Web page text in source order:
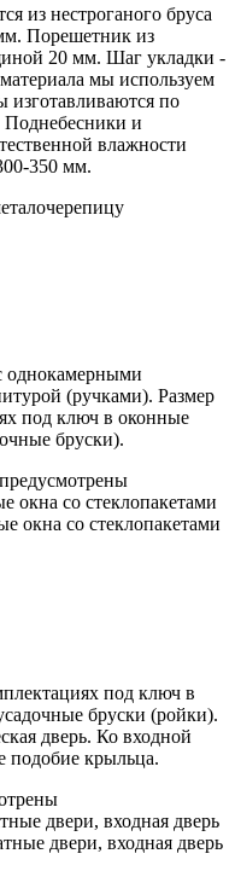
из нестроганого бруса
Порешетник из
20 мм. Шаг укладки -
мы используем
по
Поднебесники и
влажности
350 мм.
однокамерными
(ручками). Размер
под ключ в оконные
бруски).
окна со стеклопакетами
окна со стеклопакетами
под ключ в
бруски (ройки).
дверь. Ко входной
подобие крыльца.
двери, входная дверь
двери, входная дверь